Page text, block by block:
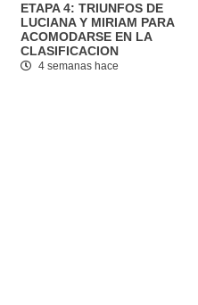
ETAPA 4: TRIUNFOS DE
LUCIANA Y MIRIAM PARA
ACOMODARSE EN LA
CLASIFICACION
4 semanas hace